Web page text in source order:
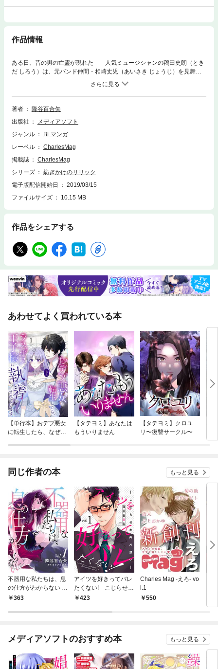
作品情報
ある日、昔の男の亡霊が現れた――人気ミュージシャンの鴇田史朗（とき
だ しろう）は、元バンド仲間・相崎丈児（あいさき じょうじ）を見舞う
ため病院の一室にいた。事故で大怪我を負った丈児は、意識不明の状態で
３年間眠り続けている。事故の前は争いが絶えず、一度はバンドの解散に
まで至った2人だったが、史朗は目覚めない彼に話しかける日々を送って
いた。そんなある日、史朗は行きつけのバーで丈児の面影がある男と出会
元バンド仲間の面影を持つ謎の男×人気ミュージシャンの、スキャンダラ
スな芸能ミステリBL始動！※「紡ぎかけのリリック」はWEB雑誌『Charle
い。（※各巻のページ数は、表紙と奥付を含め片面で数えています）
著者
降谷百合矢
出版社
メディアソフト
ジャンル
BLマンガ
レーベル
CharlesMag
掲載誌
CharlesMag
シリーズ
紡ぎかけのリリック
電子版配信開始日
2019/03/15
ファイルサイズ
10.15 MB
作品をシェアする
あわせてよく買われている本
【単行本】おデブ悪女
に転生したら、なぜか
【タテヨミ】あなたは
もういりません
【タテヨミ】クロユ
リ〜復讐サークル〜
バ
今
同じ作者の本 もっと見る
不器用な私たちは、息
の仕方がわからない 1
巻363
アイツを好きってバレ
たくない!―こじらせた
両片想い― 1巻
423
Charles Mag -えろ- vo
l.1
550
メディアソフトのおすすめ本 もっと見る